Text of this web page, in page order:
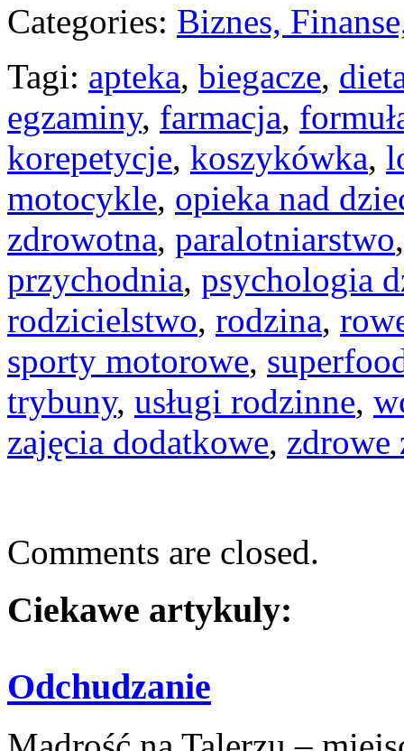
Categories: Biznes,
Tagi: apteka, biegacze,
egzaminy, farmacja,
korepetycje, koszykówka,
motocykle, opieka nad
zdrowotna, paralotniarstwo
przychodnia, psychologia
rodzicielstwo, rodzina,
sporty motorowe,
trybuny, usługi rodzinne,
zajęcia dodatkowe, zdrowe
Comments are closed.
Ciekawe artykuly:
Odchudzanie